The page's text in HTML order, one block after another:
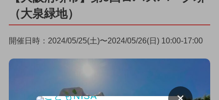
（大泉緑地）
開催日時：2024/05/25(土)〜2024/05/26(日) 10:00-17:00